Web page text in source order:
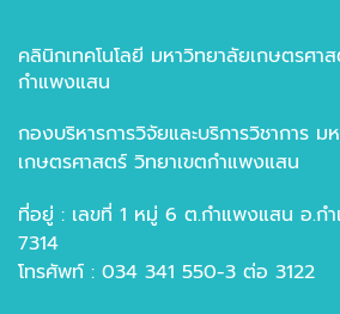
คลินิกเทคโนโลยี มหาวิทยาลัยเกษตรศา
กำแพงแสน
กองบริหารการวิจัยและบริการวิชาการ ม
เกษตรศาสตร์ วิทยาเขตกำแพงแสน
ที่อยู่ : เลขที่ 1 หมู่ 6 ต.กำแพงแสน อ.ก
7314
โทรศัพท์ : 034 341 550-3 ต่อ 3122